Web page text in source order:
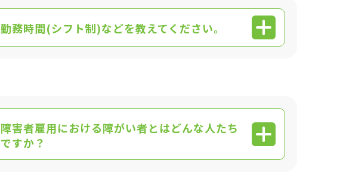
勤務時間(シフト制)などを教えてください。
障害者雇用における障がい者とはどんな人たち
ですか？